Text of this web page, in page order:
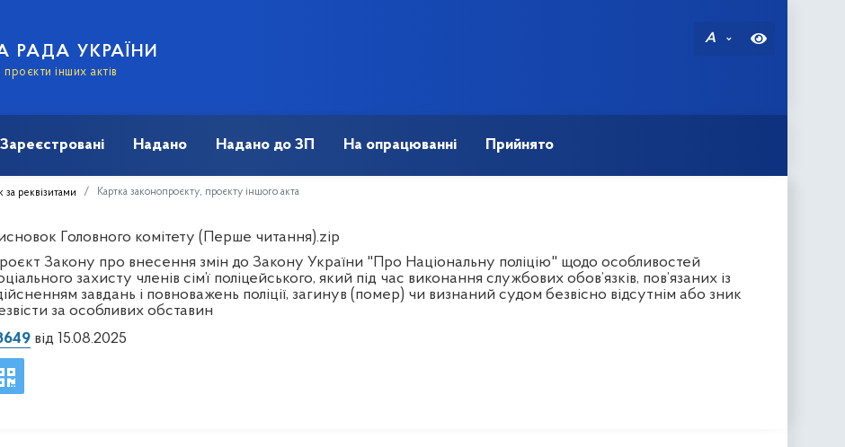
РАДА УКРАЇНИ
інших актів
A
Зареєстровані Надано Надано до ЗП На опрацюванні Прийнято
за реквізитами Картка законопроєкту, проєкту іншого акта
Головного комітету (Перше читання).zip
Закону про внесення змін до Закону України "Про Національну поліцію" щодо особливостей
захисту членів сім’ї поліцейського, який під час виконання службових обов’язків, пов’язаних із
завдань і повноважень поліції, загинув (помер) чи визнаний судом безвісно відсутнім або зник
за особливих обставин
від 15.08.2025